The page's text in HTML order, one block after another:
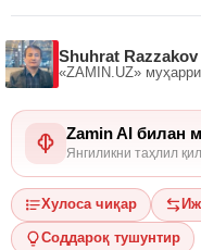
Shuhrat Razzakov
«ZAMIN.UZ»
Zamin AI билан
Янгиликни таҳлил
Хулоса чиқар
Соддароқ тушунтир